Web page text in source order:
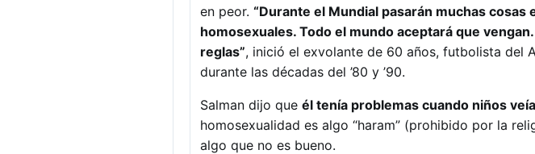
en peor. “Durante el Mundial pasarán muchas cosas
homosexuales. Todo el mundo aceptará que
reglas”, inició el exvolante de 60 años, futbolista del
durante las décadas del ’80 y ’90.
Salman dijo que él tenía problemas cuando niños
homosexualidad es algo “haram” (prohibido por la
algo que no es bueno.